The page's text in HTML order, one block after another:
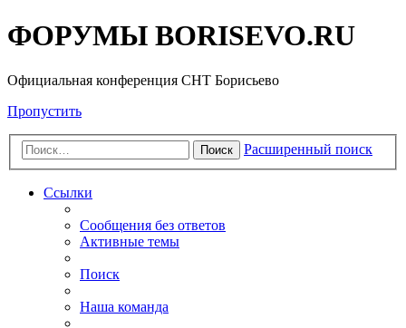
ФОРУМЫ BORISEVO.RU
Официальная конференция СНТ Борисьево
Пропустить
Поиск Расширенный поиск
Ссылки
Сообщения без ответов
Активные темы
Поиск
Наша команда